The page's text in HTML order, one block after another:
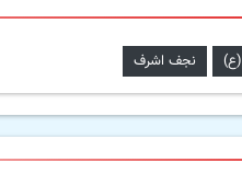
نجف اشرف